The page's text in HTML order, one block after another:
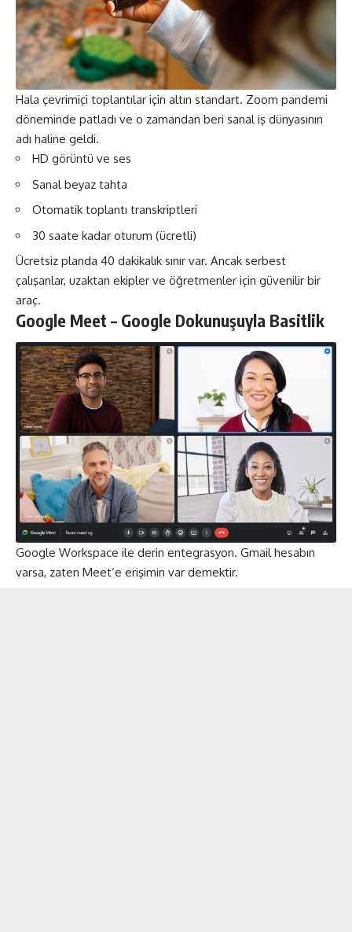
Hala çevrimiçi toplantılar için altın standart. Zoom pandemi
döneminde patladı ve o zamandan beri sanal iş dünyasının
adı haline geldi.
HD görüntü ve ses
Sanal beyaz tahta
Otomatik toplantı transkriptleri
30 saate kadar oturum (ücretli)
Ücretsiz planda 40 dakikalık sınır var. Ancak serbest
çalışanlar, uzaktan ekipler ve öğretmenler için güvenilir bir
araç.
Google Meet – Google Dokunuşuyla Basitlik
Google Workspace ile derin entegrasyon. Gmail hesabın
varsa, zaten Meet‘e erişimin var demektir.